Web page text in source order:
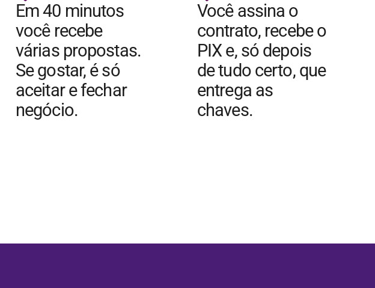
Em 40 minutos
você recebe
várias propostas.
Se gostar, é só
aceitar e fechar
negócio.
Você assina o
contrato, recebe o
PIX e, só depois
de tudo certo, que
entrega as
chaves.